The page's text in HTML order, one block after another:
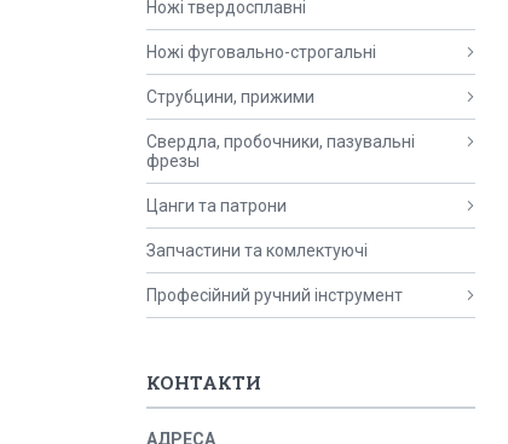
Ножі твердосплавні
Ножі фуговально-строгальні
Струбцини, прижими
Свердла, пробочники, пазувальні
фрезы
Цанги та патрони
Запчастини та комлектуючі
Професійний ручний інструмент
КОНТАКТИ